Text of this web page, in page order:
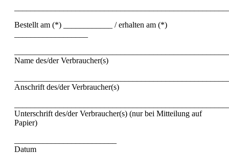
Bestellt am (*) ____________ / erhalten am (*)
Name des/der Verbraucher(s)
Anschrift des/der Verbraucher(s)
Unterschrift des/der Verbraucher(s) (nur bei Mitteilung auf
Papier)
Datum